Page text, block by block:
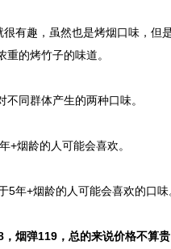
有趣，虽然也是烤烟口味，但
的烤竹子的味道。
同群体产生的两种口味。
+烟龄的人可能会喜欢。
5年+烟龄的人可能会喜欢的口味
烟弹119，总的来说价格不算贵